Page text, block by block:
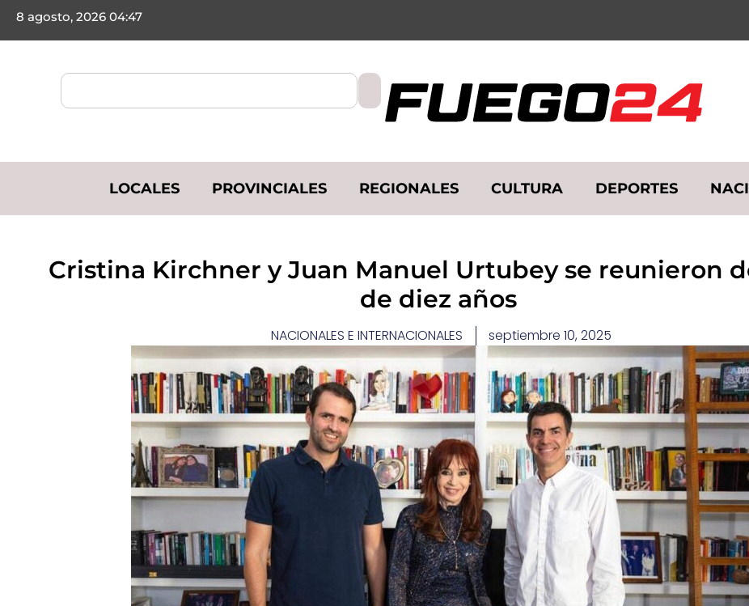
8 agosto, 2026 04:47
LOCALES PROVINCIALES REGIONALES CULTURA DEPORTES
Cristina Kirchner y Juan Manuel Urtubey se reunieron
de diez años
NACIONALES E INTERNACIONALES septiembre 10, 2025